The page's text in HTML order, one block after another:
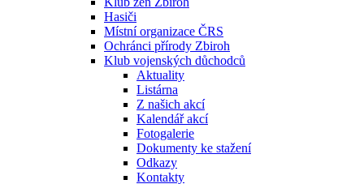
Hasiči
Místní organizace ČRS
Ochránci přírody Zbiroh
Klub vojenských důchodců
Aktuality
Listárna
Z našich akcí
Kalendář akcí
Fotogalerie
Dokumenty ke stažení
Odkazy
Kontakty